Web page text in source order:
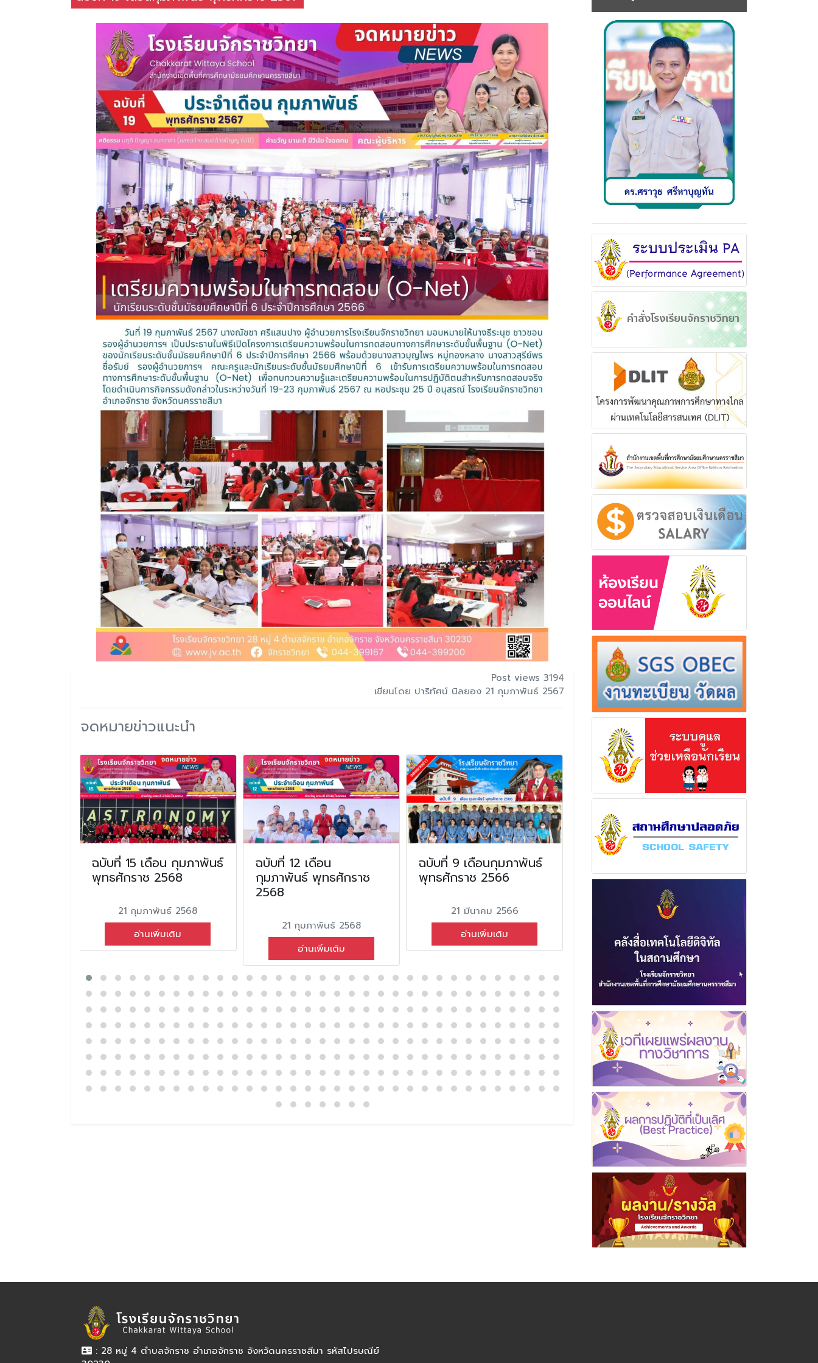
Post views 3194
เขียนโดย ปาริทัศน์ นิลยอง 21 กุมภาพันธ์ 2567
จดหมายข่าวแนะนำ
ฉบับที่ 15 เดือน กุมภาพันธ์
พุทธศักราช 2568
21 กุมภาพันธ์ 2568
อ่านเพิ่มเติม
ฉบับที่ 12 เดือน
กุมภาพันธ์ พุทธศักราช
2568
21 กุมภาพันธ์ 2568
อ่านเพิ่มเติม
ฉบับที่ 9 เดือนกุมภาพันธ์
พุทธศักราช 2566
21 มีนาคม 2566
อ่านเพิ่มเติม
พุทธศักราช 2568
11 สิงหาคม 2568
อ่านเพิ่มเติม
พุทธศักราช
: 28 หมู่ 4 ตำบลจักราช อำเภอจักราช จังหวัดนครราชสีมา รหัสไปรษณีย์